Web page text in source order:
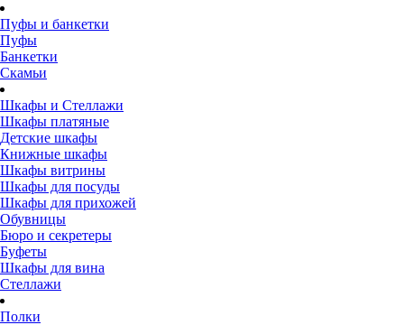
Пуфы и банкетки
Пуфы
Банкетки
Скамьи
Шкафы и Стеллажи
Шкафы платяные
Детские шкафы
Книжные шкафы
Шкафы витрины
Шкафы для посуды
Шкафы для прихожей
Обувницы
Бюро и секретеры
Буфеты
Шкафы для вина
Стеллажи
Полки